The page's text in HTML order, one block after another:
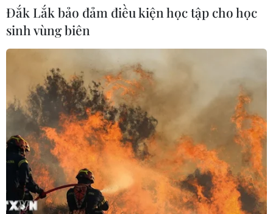
Đắk Lắk bảo đảm điều kiện học tập cho học
sinh vùng biên